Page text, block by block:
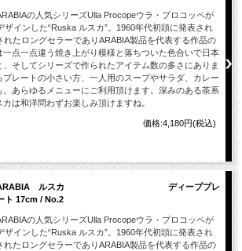
の人気シリーズUlla Procopeウラ・プロコッペが
ザインした“Ruska ルスカ”。1960年代初頭に発表され
れたロングセラーでありARABIA製品を代表する作品の
点一点違う焼き上がり模様と落ちついた色合いで日本
そしてシリーズで作られたアイテム数の多さにありま
レートの小さい方、一人用のスープやサラダ、カレー
あらゆるメニューにご利用頂けます。深みのある茶系
は和洋問わずお楽しみ頂けますね。
価格:4,180円(税込)
ルスカ ディーププレ
ト 17cm / No.2
の人気シリーズUlla Procopeウラ・プロコッペが
ザインした“Ruska ルスカ”。1960年代初頭に発表され
れたロングセラーでありARABIA製品を代表する作品の